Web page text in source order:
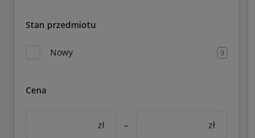
Stan przedmiotu
Nowy 9
Cena
zł – zł